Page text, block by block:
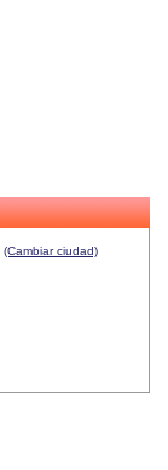
(Cambiar ciudad)